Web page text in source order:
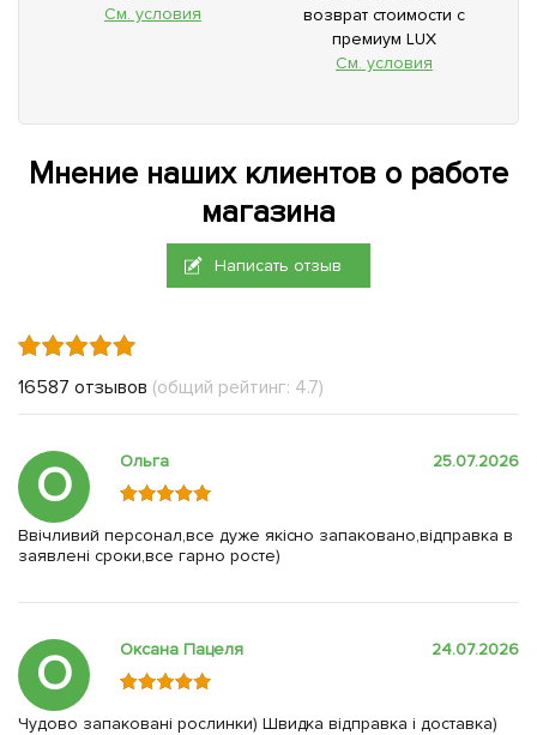
См. условия
возврат стоимости с
премиум LUX
См. условия
Мнение наших клиентов о работе
магазина
Написать отзыв
16587 отзывов (общий рейтинг: 4.7)
О Ольга 25.07.2026
Ввічливий персонал,все дуже якісно запаковано,відправка в
заявлені сроки,все гарно росте)
О Оксана Пацеля 24.07.2026
Чудово запаковані рослинки) Швидка відправка і доставка)